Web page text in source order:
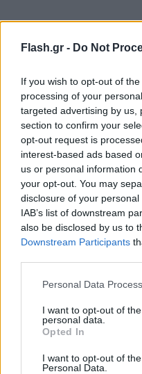
Flash.gr - Do Not
If you wish to opt-out of
processing of your
targeted advertising by us,
section to confirm your
opt-out request is
interest-based ads based
us or personal information
your opt-out. You may
disclosure of your
IAB’s list of downstream
also be disclosed by us to
Downstream Participants
Please note that this
not limited to your visit or
grant or deny consent to
use your data for below
consent section.
Personal Data
I want to opt-out of
personal data.
Opted In
I want to opt-out of
Personal Data.